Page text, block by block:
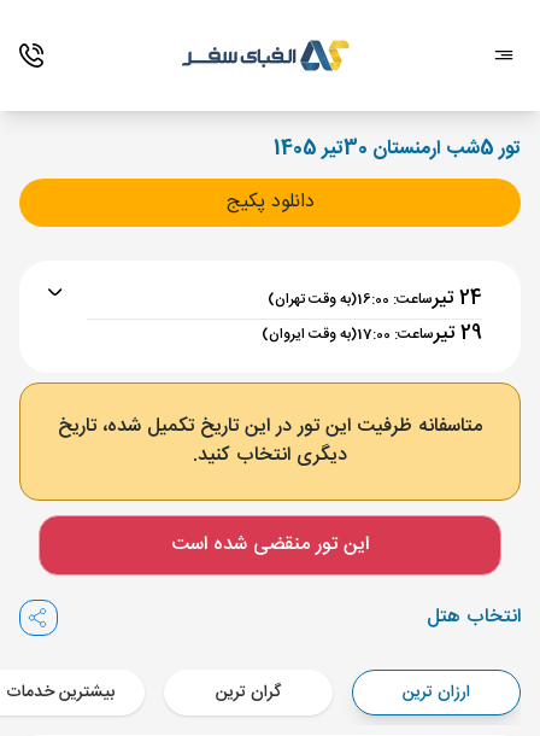
تور 5شب ارمنستان 30تیر 1405
دانلود پکیج
24 تیر ساعت: 16:00 (به وقت تهران)
29 تیر ساعت: 17:00 (به وقت ایروان)
برنامه رفت :
فرودگاه بین‌المللی امام خمینی IKA
ایروان , فرودگاه بین‌المللی زوارتنوتس EVN
مدت پرواز :02:00
تهران , فرودگاه بین‌المللی امام خمینی IKA
متاسفانه ظرفیت این تور در این تاریخ تکمیل شده، تاریخ
دیگری انتخاب کنید.
این تور منقضی شده است
انتخاب هتل
ارزان ترین گران ترین بیشترین خدمات